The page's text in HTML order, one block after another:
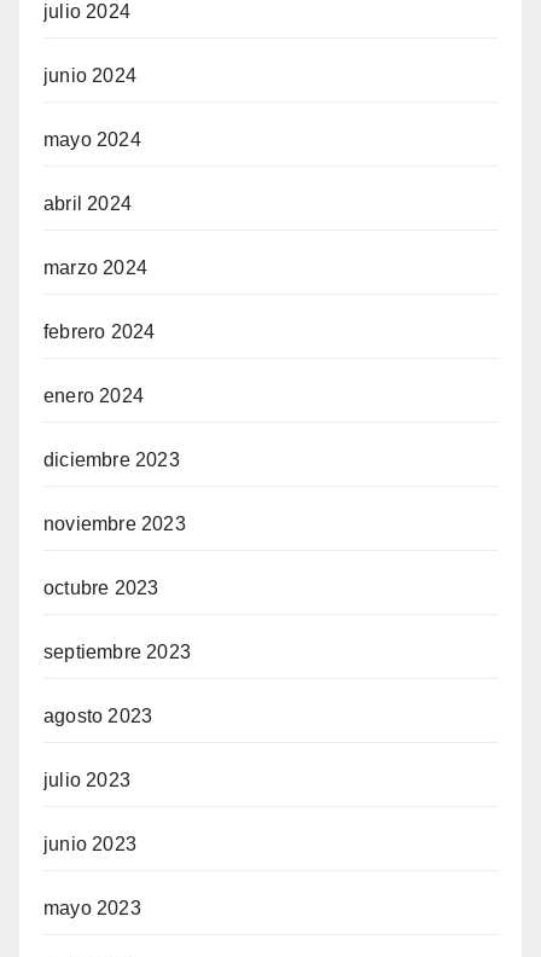
julio 2024
junio 2024
mayo 2024
abril 2024
marzo 2024
febrero 2024
enero 2024
diciembre 2023
noviembre 2023
octubre 2023
septiembre 2023
agosto 2023
julio 2023
junio 2023
mayo 2023